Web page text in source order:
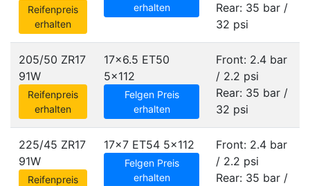
Reifenpreis
erhalten
erhalten
Rear: 35 bar /
32 psi
205/50 ZR17
91W
Reifenpreis
erhalten
17x6.5 ET50
5x112
Felgen Preis
erhalten
Front: 2.4 bar
/ 2.2 psi
Rear: 35 bar /
32 psi
225/45 ZR17
91W
Reifenpreis
17x7 ET54 5x112
Felgen Preis
erhalten
Front: 2.4 bar
/ 2.2 psi
Rear: 35 bar /